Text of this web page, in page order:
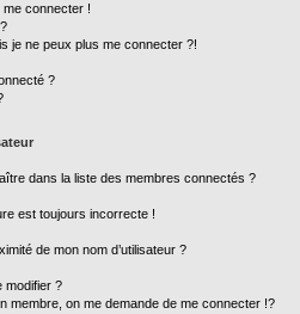
connecter !
je ne peux plus me connecter ?!
?
dans la liste des membres connectés ?
est toujours incorrecte !
de mon nom d’utilisateur ?
modifier ?
membre, on me demande de me connecter !?